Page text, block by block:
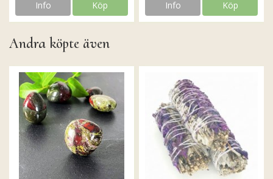
Info Köp Info Köp
Andra köpte även